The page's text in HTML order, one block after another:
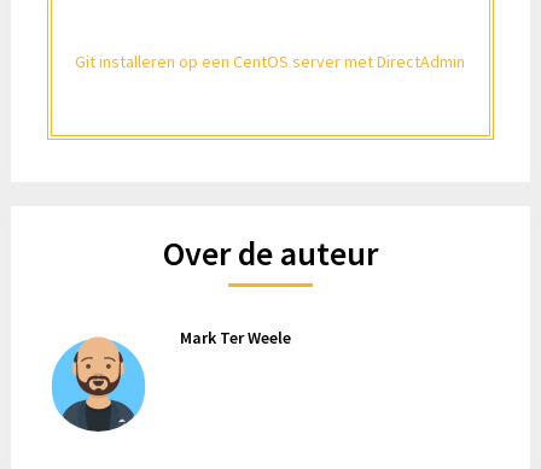
Git installeren op een CentOS server met DirectAdmin
Over de auteur
Mark Ter Weele